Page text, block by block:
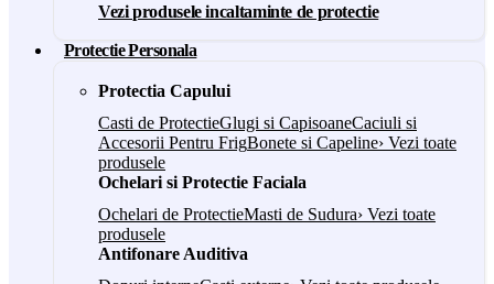
Vezi produsele incaltaminte de protectie
Protectie Personala
Protectia Capului
Casti de ProtectieGlugi si CapisoaneCaciuli si
Accesorii Pentru FrigBonete si Capeline› Vezi toate
produsele
Ochelari si Protectie Faciala
Ochelari de ProtectieMasti de Sudura› Vezi toate
produsele
Antifonare Auditiva